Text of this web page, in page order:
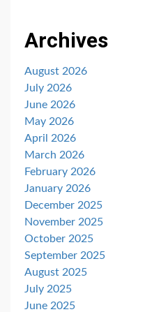
Archives
August 2026
July 2026
June 2026
May 2026
April 2026
March 2026
February 2026
January 2026
December 2025
November 2025
October 2025
September 2025
August 2025
July 2025
June 2025